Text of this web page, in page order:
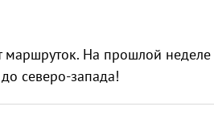
маршруток. На прошлой неделе
северо-запада!